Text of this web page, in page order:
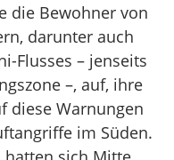
die Bewohner von
darunter auch
Flusses – jenseits
–, auf, ihre
diese Warnungen
im Süden.